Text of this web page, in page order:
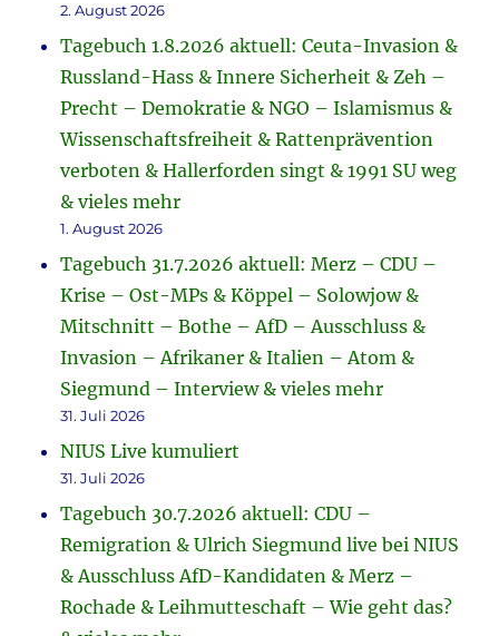
2. August 2026
Tagebuch 1.8.2026 aktuell: Ceuta-Invasion &
Russland-Hass & Innere Sicherheit & Zeh –
Precht – Demokratie & NGO – Islamismus &
Wissenschaftsfreiheit & Rattenprävention
verboten & Hallerforden singt & 1991 SU weg
& vieles mehr
1. August 2026
Tagebuch 31.7.2026 aktuell: Merz – CDU –
Krise – Ost-MPs & Köppel – Solowjow &
Mitschnitt – Bothe – AfD – Ausschluss &
Invasion – Afrikaner & Italien – Atom &
Siegmund – Interview & vieles mehr
31. Juli 2026
NIUS Live kumuliert
31. Juli 2026
Tagebuch 30.7.2026 aktuell: CDU –
Remigration & Ulrich Siegmund live bei NIUS
& Ausschluss AfD-Kandidaten & Merz –
Rochade & Leihmutteschaft – Wie geht das?